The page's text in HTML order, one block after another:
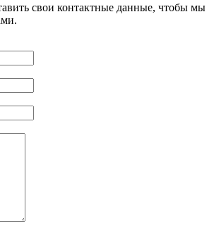
свои контактные данные, чтобы мы